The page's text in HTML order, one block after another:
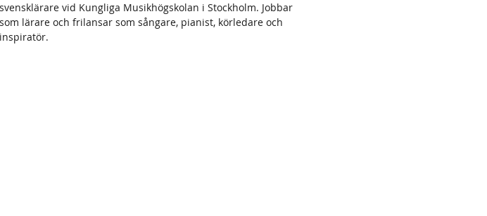
svensklärare vid Kungliga Musikhögskolan i Stockholm. Jobbar
som lärare och frilansar som sångare, pianist, körledare och
inspiratör.